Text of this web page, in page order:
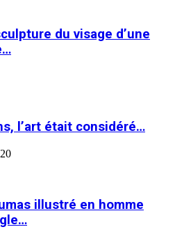
du visage d’une
l’art était considéré…
illustré en homme